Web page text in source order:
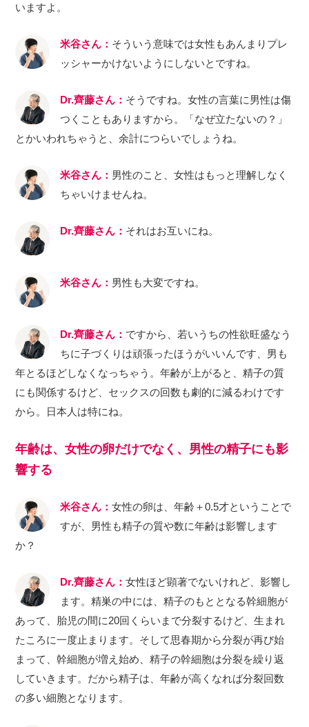
いますよ。
米谷さん： そういう意味では女性もあんまりプレ
ッシャーかけないようにしないとですね。
Dr.齊藤さん： そうですね。女性の言葉に男性は傷
つくこともありますから。「なぜ立たないの？」
とかいわれちゃうと、余計につらいでしょうね。
米谷さん： 男性のこと、女性はもっと理解しなく
ちゃいけませんね。
Dr.齊藤さん： それはお互いにね。
米谷さん： 男性も大変ですね。
Dr.齊藤さん： ですから、若いうちの性欲旺盛なう
ちに子づくりは頑張ったほうがいいんです、男も
年とるほどしなくなっちゃう。年齢が上がると、精子の質
にも関係するけど、セックスの回数も劇的に減るわけです
から。日本人は特にね。
年齢は、女性の卵だけでなく、男性の精子にも影
響する
米谷さん：女性の卵は、年齢＋0.5才ということで
すが、男性も精子の質や数に年齢は影響します
か？
Dr.齊藤さん：女性ほど顕著でないけれど、影響し
ます。精巣の中には、精子のもととなる幹細胞が
あって、胎児の間に20回くらいまで分裂するけど、生まれ
たころに一度止まります。そして思春期から分裂が再び始
まって、幹細胞が増え始め、精子の幹細胞は分裂を繰り返
していきます。だから精子は、年齢が高くなれば分裂回数
の多い細胞となります。